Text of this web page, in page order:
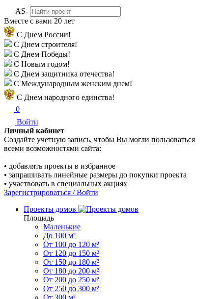
AS-
Вместе с вами 20 лет
С Днем России!
С Днем строителя!
С Днем Победы!
С Новым годом!
С Днем защитника отечества!
С Международным женским днем!
С Днем народного единства!
0
Войти
Личный кабинет
Создайте учетную запись, чтобы Вы могли пользоваться
всеми возможностями сайта:
• добавлять проекты в избранное
• запрашивать линейные размеры до покупки проекта
• участвовать в специальных акциях
Зарегистрироваться / Войти
Проекты домов
Площадь
Маленькие
До 100 м²
От 100 до 120 м²
От 120 до 150 м²
От 150 до 180 м²
От 180 до 200 м²
От 200 до 250 м²
От 250 до 300 м²
От 300 м²